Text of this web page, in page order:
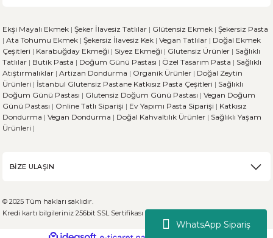
WhatsApp Sipariş
Ekşi Mayalı Ekmek | Şeker İlavesiz Tatlılar | Glütensiz Ekmek | Şekersiz Pasta
| Ata Tohumu Ekmek | Şekersiz İlavesiz Kek | Vegan Tatlılar | Doğal Ekmek
Çeşitleri | Karabuğday Ekmeği | Siyez Ekmeği | Glutensiz Ürünler | Sağlıklı
Tatlılar | Butik Pasta | Doğum Günü Pastası | Özel Tasarım Pasta | Sağlıklı
Atıştırmalıklar | Artizan Dondurma | Organik Ürünler | Doğal Zeytin
Ürünleri | İstanbul Glutensiz Pastane Katkısız Pasta Çeşitleri | Sağlıklı
Doğum Günü Pastası | Glutensiz Doğum Günü Pastası | Vegan Doğum
Günü Pastası | Online Tatlı Siparişi | Ev Yapımı Pasta Siparişi | Katkısız
Dondurma | Vegan Dondurma | Doğal Kahvaltılık Ürünler | Sağlıklı Yaşam
Ürünleri |
BİZE ULAŞIN
© 2025 Tüm hakları saklıdır.
Kredi kartı bilgileriniz 256bit SSL Sertifikası ile %100 koruma altındadır.